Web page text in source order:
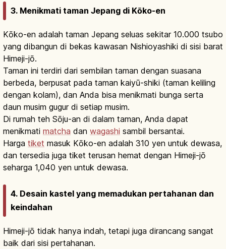
3. Menikmati taman Jepang di Kōko-en
Kōko-en adalah taman Jepang seluas sekitar 10.000 tsubo
yang dibangun di bekas kawasan Nishioyashiki di sisi barat
Himeji-jō.
Taman ini terdiri dari sembilan taman dengan suasana
berbeda, berpusat pada taman kaiyū-shiki (taman keliling
dengan kolam), dan Anda bisa menikmati bunga serta
daun musim gugur di setiap musim.
Di rumah teh Sōju-an di dalam taman, Anda dapat
menikmati matcha dan wagashi sambil bersantai.
Harga tiket masuk Kōko-en adalah 310 yen untuk dewasa,
dan tersedia juga tiket terusan hemat dengan Himeji-jō
seharga 1,040 yen untuk dewasa.
4. Desain kastel yang memadukan pertahanan dan
keindahan
Himeji-jō tidak hanya indah, tetapi juga dirancang sangat
baik dari sisi pertahanan.